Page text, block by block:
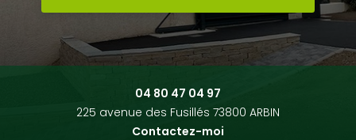
04 80 47 04 97
225 avenue des Fusillés 73800 ARBIN
Contactez-moi